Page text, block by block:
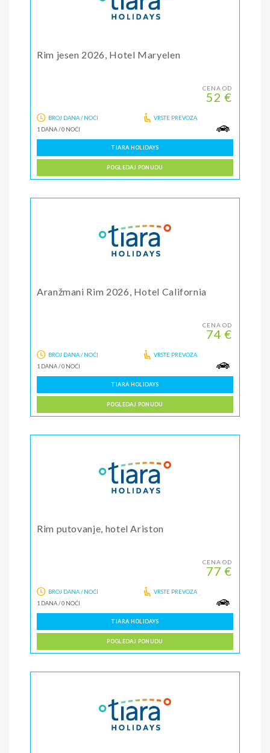
Rim jesen 2026, Hotel Maryelen
CENA OD
52 €
BROJ DANA / NOĆI
1 DANA/0 NOĆI
VRSTE PREVOZA
TIARA HOLIDAYS
POGLEDAJ PONUDU
Aranžmani Rim 2026, Hotel California
CENA OD
74 €
BROJ DANA / NOĆI
1 DANA/0 NOĆI
VRSTE PREVOZA
TIARA HOLIDAYS
POGLEDAJ PONUDU
Rim putovanje, hotel Ariston
CENA OD
77 €
BROJ DANA / NOĆI
1 DANA/0 NOĆI
VRSTE PREVOZA
TIARA HOLIDAYS
POGLEDAJ PONUDU